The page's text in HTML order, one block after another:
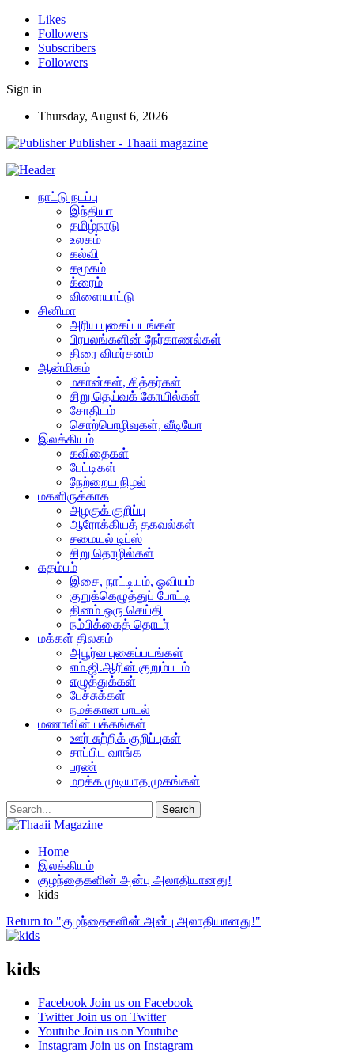
Likes
Followers
Subscribers
Followers
Sign in
Thursday, August 6, 2026
Publisher - Thaaii magazine
நாட்டு நடப்பு
இந்தியா
தமிழ்நாடு
உலகம்
கல்வி
சமூகம்
க்ரைம்
விளையாட்டு
சினிமா
அரிய புகைப்படங்கள்
பிரபலங்களின் நேர்காணல்கள்
திரை விமர்சனம்
ஆன்மிகம்
மகான்கள், சித்தர்கள்
சிறு தெய்வக் கோயில்கள்
சோதிடம்
சொற்பொழிவுகள், வீடியோ
இலக்கியம்
கவிதைகள்
பேட்டிகள்
நேற்றைய நிழல்
மகளிருக்காக
அழகுக் குறிப்பு
ஆரோக்கியத் தகவல்கள்
சமையல் டிப்ஸ்
சிறு தொழில்கள்
கதம்பம்
இசை, நாட்டியம், ஓவியம்
குறுக்கெழுத்துப் போட்டி
தினம் ஒரு செய்தி
நம்பிக்கைத் தொடர்
மக்கள் திலகம்
அபூர்வ புகைப்படங்கள்
எம்.ஜி.ஆரின் குறும்படம்
எழுத்துக்கள்
பேச்சுக்கள்
நமக்கான பாடல்
மணாவின் பக்கங்கள்
ஊர் சுற்றிக் குறிப்புகள்
சாப்பிட வாங்க
பரண்
மறக்க முடியாத முகங்கள்
Home
இலக்கியம்
குழந்தைகளின் அன்பு அலாதியானது!
kids
Return to "குழந்தைகளின் அன்பு அலாதியானது!"
kids
Facebook Join us on Facebook
Twitter Join us on Twitter
Youtube Join us on Youtube
Instagram Join us on Instagram